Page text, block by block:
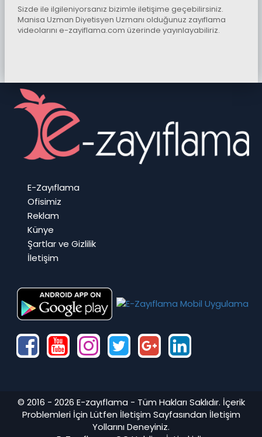
Sizde ile ilgileniyorsanız bizimle iletişime geçebilirsiniz.
Manisa Uzman Diyetisyen Uzmanı olduğunuz zayıflama
videolarını e-zayiflama.com üzerinde yayınlayabiliriz.
E-Zayıflama
Ofisimiz
Reklam
Künye
Şartlar ve Gizlilik
İletişim
© 2016 - 2026 E-zayıflama - Tüm Hakları Saklıdır. İçerik
Problemleri İçin Lütfen İletişim Sayfasından İletişim
Yollarını Deneyiniz.